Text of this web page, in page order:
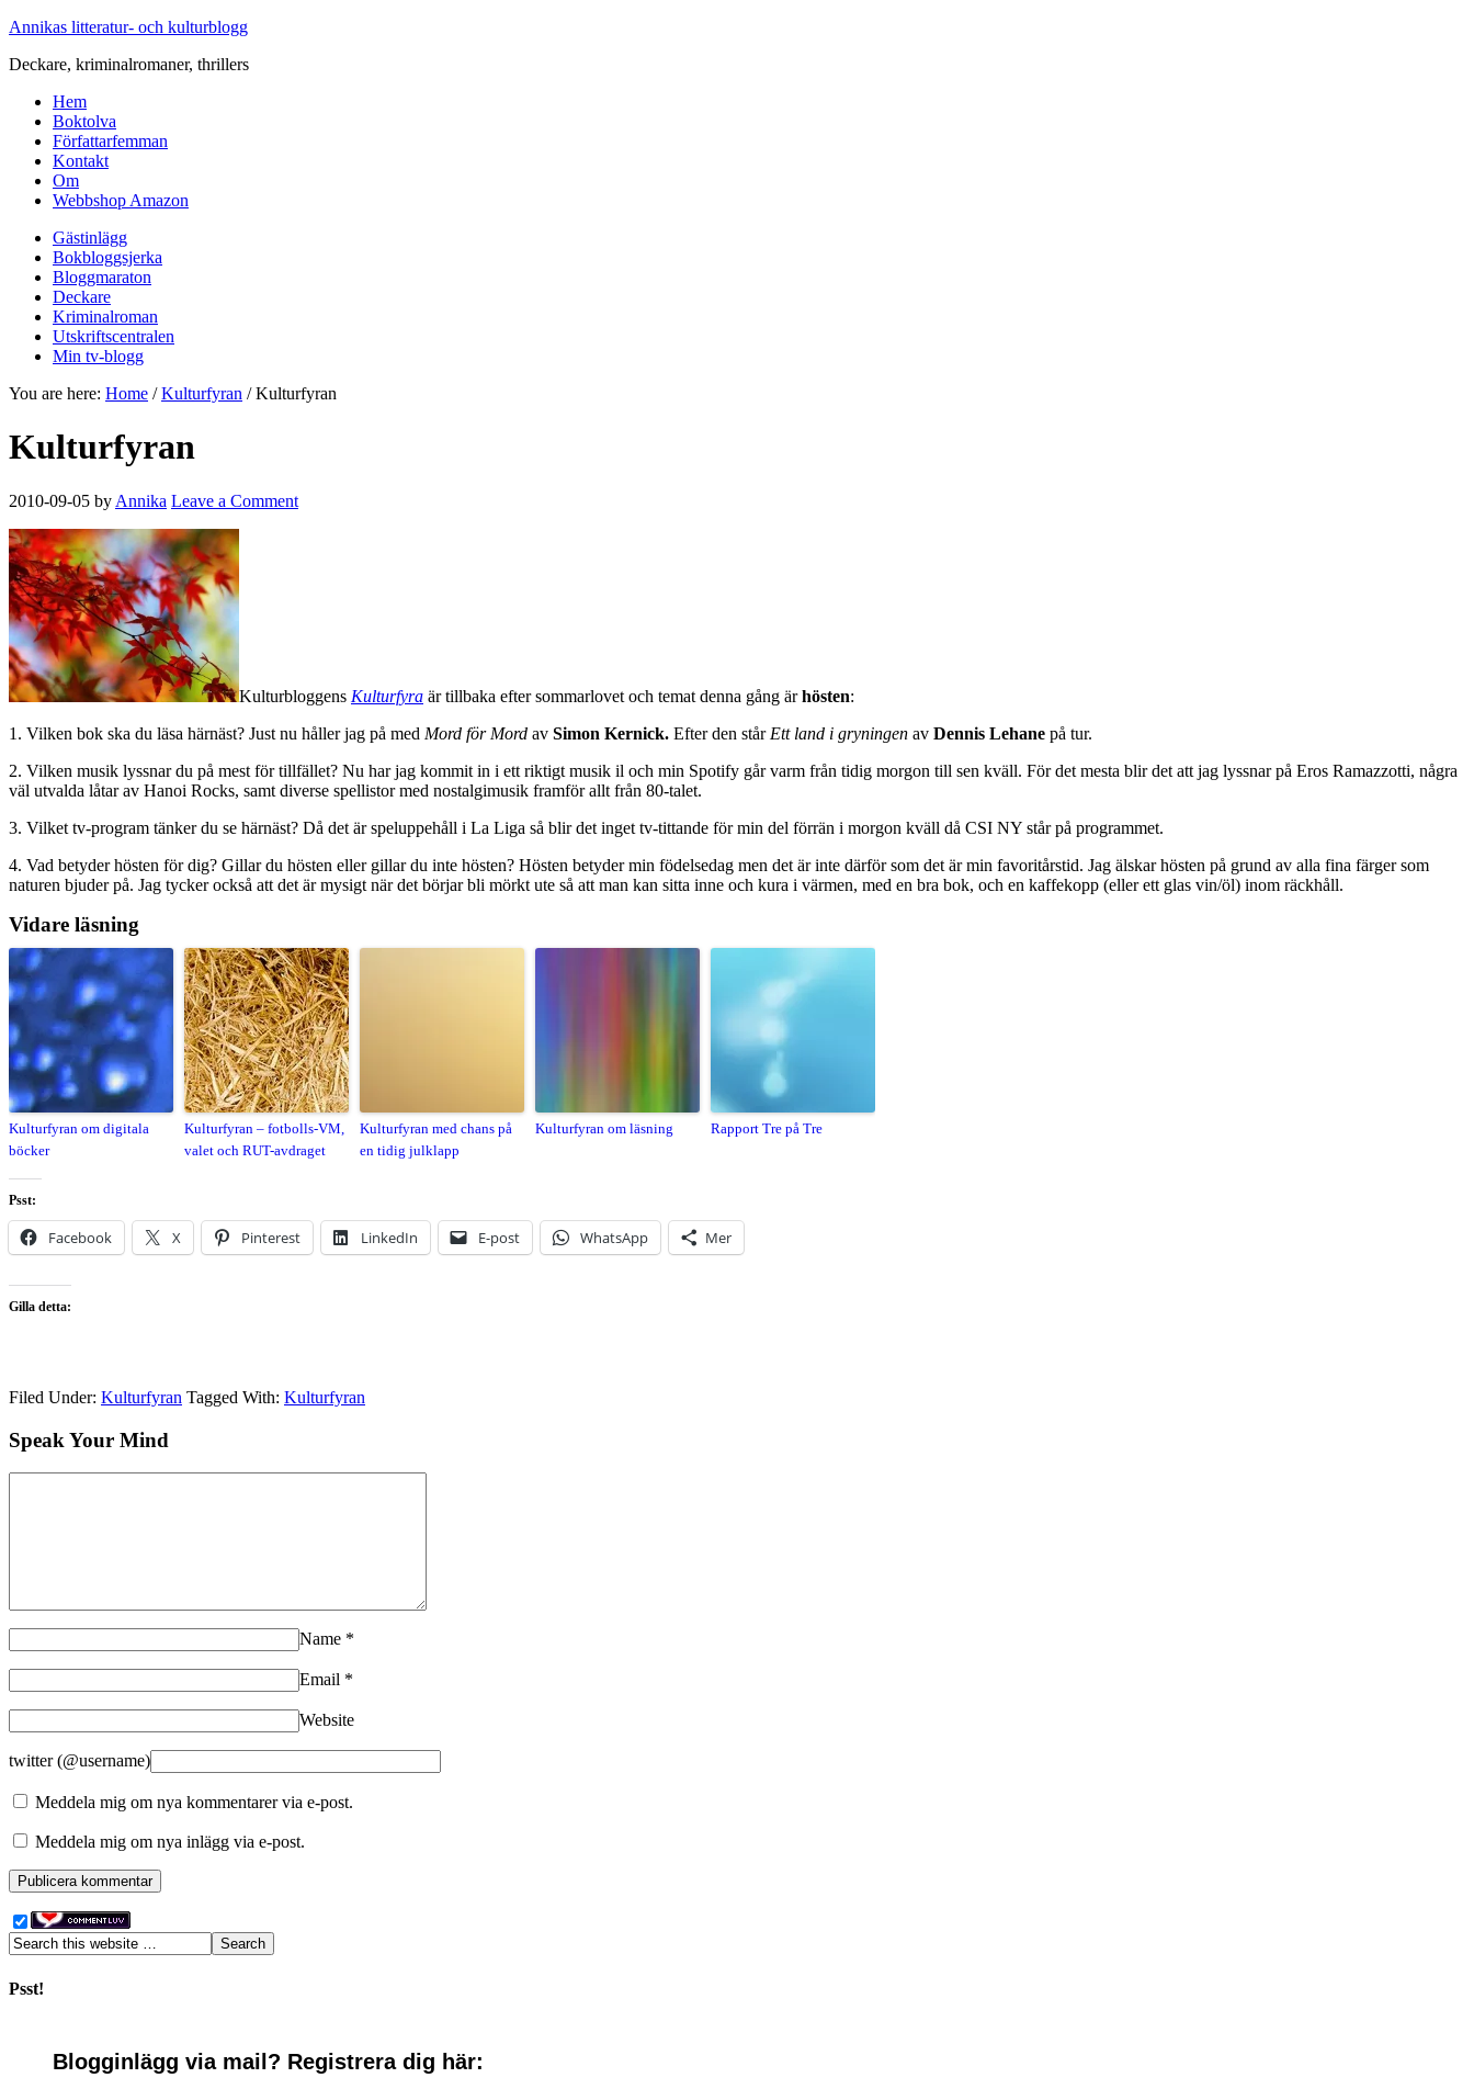
Annikas litteratur- och kulturblogg
Deckare, kriminalromaner, thrillers
Hem
Boktolva
Författarfemman
Kontakt
Om
Webbshop Amazon
Gästinlägg
Bokbloggsjerka
Bloggmaraton
Deckare
Kriminalroman
Utskriftscentralen
Min tv-blogg
You are here: Home / Kulturfyran /Kulturfyran
Kulturfyran
2010-09-05 by Annika Leave a Comment
Kulturbloggens Kulturfyra är tillbaka efter sommarlovet och temat denna gång ärhösten:
1. Vilken bok ska du läsa härnäst? Just nu håller jag på med Mord för Mord av Simon Kernick. Efter den står Ett land i gryningen av Dennis Lehane på tur.
2. Vilken musik lyssnar du på mest för tillfället? Nu har jag kommit in i ett riktigt musik il och min Spotify går varm från tidig morgon till sen kväll. För det mesta blir det att jag lyssnar på Eros Ramazzotti, några
väl utvalda låtar av Hanoi Rocks, samt diverse spellistor med nostalgimusik framför allt från 80-talet.
3. Vilket tv-program tänker du se härnäst? Då det är speluppehåll i La Liga så blir det inget tv-tittande för min del förrän i morgon kväll då CSI NY står på programmet.
4. Vad betyder hösten för dig? Gillar du hösten eller gillar du inte hösten? Hösten betyder min födelsedag men det är inte därför som det är min favoritårstid. Jag älskar hösten på grund av alla fina färger som
naturen bjuder på. Jag tycker också att det är mysigt när det börjar bli mörkt ute så att man kan sitta inne och kura i värmen, med en bra bok, och en kaffekopp (eller ett glas vin/öl) inom räckhåll.
Vidare läsning
Kulturfyran om digitala
böcker
Kulturfyran – fotbolls-VM,
valet och RUT-avdraget
Kulturfyran med chans på
en tidig julklapp
Kulturfyran om läsning Rapport Tre på Tre
Psst:
Facebook X Pinterest LinkedIn E-post WhatsApp Mer
Gilla detta:
Filed Under: Kulturfyran Tagged With: Kulturfyran
Speak Your Mind
Name *
Email *
Website
twitter (@username)
Meddela mig om nya kommentarer via e-post.
Meddela mig om nya inlägg via e-post.
Psst!
Blogginlägg via mail? Registrera dig här: